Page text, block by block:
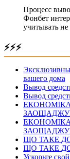
Процесс
Фонбет
учитывать
⚡⚡⚡
вашего дома
Вывод
Вывод
ЩО ТАКЕ
ЩО ТАКЕ
Ускорьте